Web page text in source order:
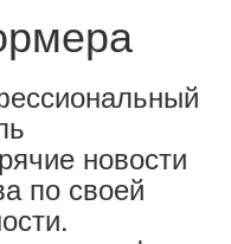
новости
по своей